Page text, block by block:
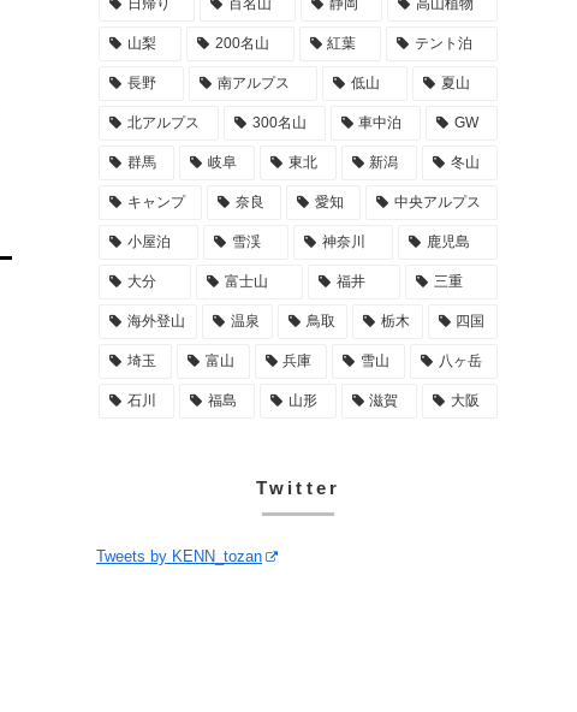
日帰り 百名山 静岡 高山植物
山梨 200名山 紅葉 テント泊
長野 南アルプス 低山 夏山
北アルプス 300名山 車中泊 GW
群馬 岐阜 東北 新潟 冬山
キャンプ 奈良 愛知 中央アルプス
小屋泊 雪渓 神奈川 鹿児島
大分 富士山 福井 三重
海外登山 温泉 鳥取 栃木 四国
埼玉 富山 兵庫 雪山 八ヶ岳
石川 福島 山形 滋賀 大阪
Twitter
Tweets by KENN_tozan